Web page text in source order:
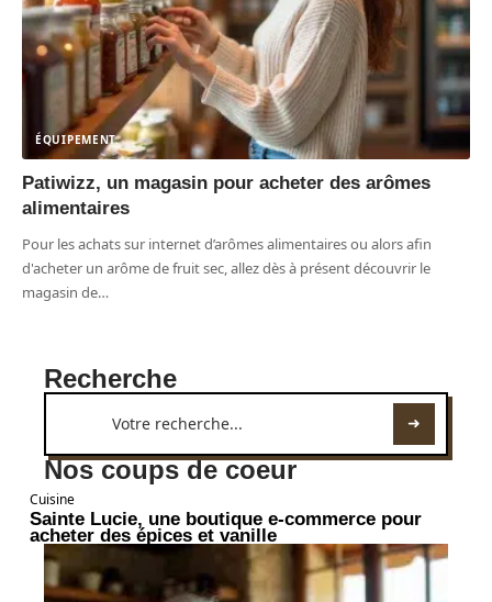
ÉQUIPEMENT
Patiwizz, un magasin pour acheter des arômes
alimentaires
Pour les achats sur internet d’arômes alimentaires ou alors afin
d'acheter un arôme de fruit sec, allez dès à présent découvrir le
magasin de…
Recherche
Nos coups de coeur
Cuisine
Sainte Lucie, une boutique e-commerce pour
acheter des épices et vanille